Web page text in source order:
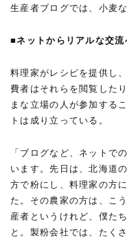
生産者ブログでは、小麦
■ネットからリアルな交流
料理家がレシピを提供し
費者はそれらを閲覧した
まな立場の人が参加する
トは成り立っている。
「ブログなど、ネットで
います。先日は、北海道
方で粉にし、料理家の方
た。その農家の方は、こ
産者というけれど、僕た
と。製粉会社では、たく